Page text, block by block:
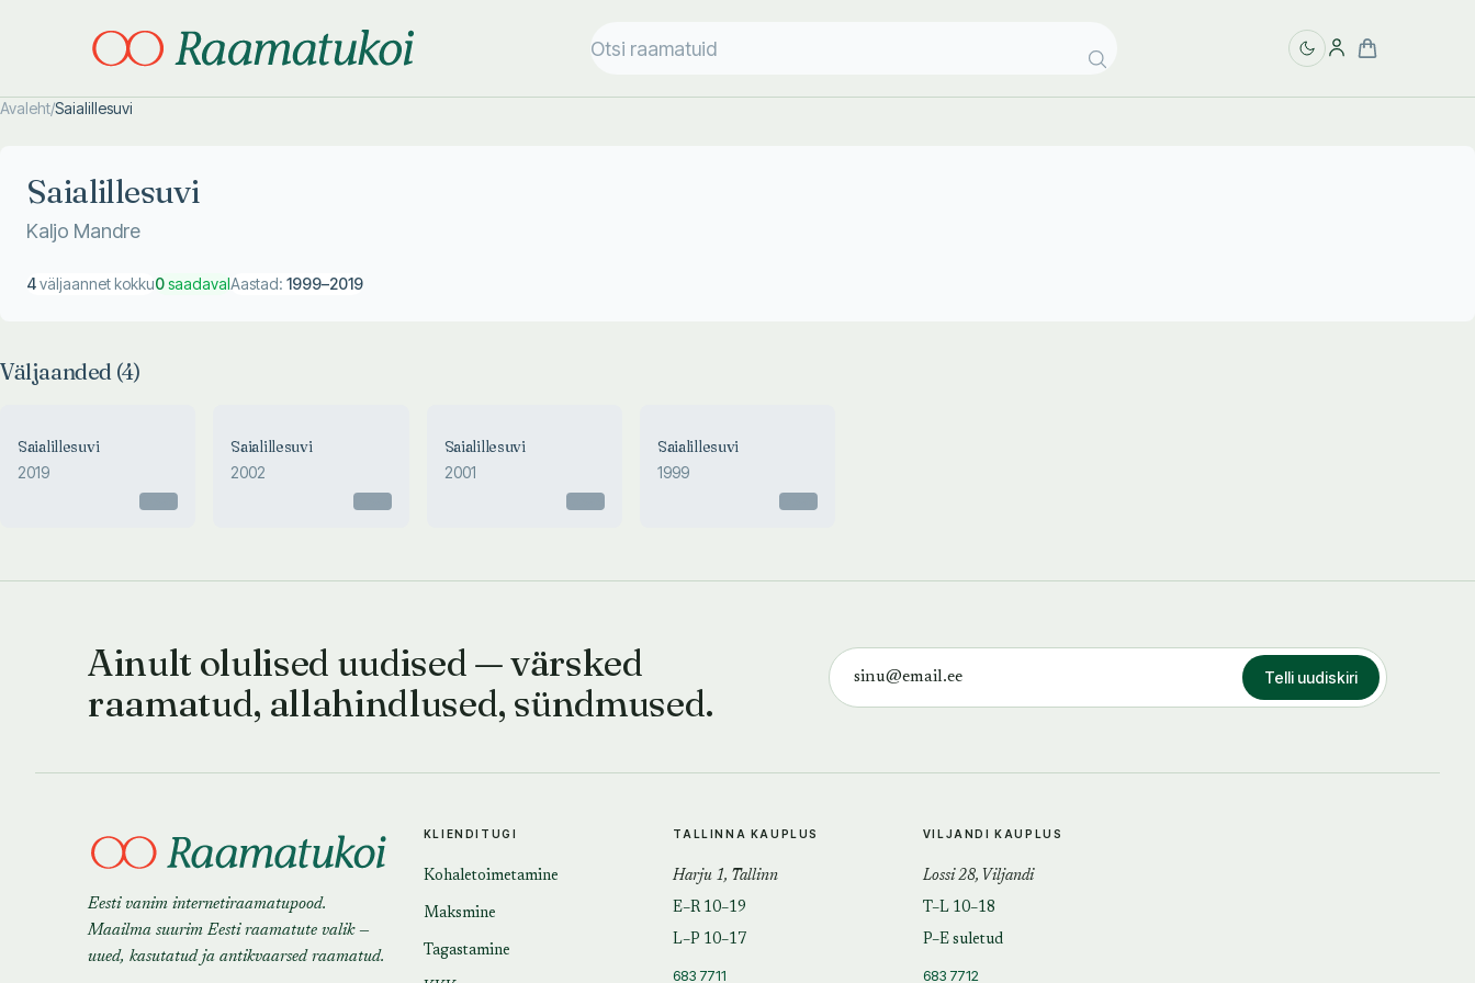
Avaleht/Saialillesuvi
Saialillesuvi
Kaljo Mandre
4väljaannet kokku0saadavalAastad: 1999–2019
Väljaanded (4)
Saialillesuvi
2019
Saialillesuvi
2002
Saialillesuvi
2001
Saialillesuvi
1999
Ainult olulised uudised — värsked
raamatud, allahindlused, sündmused.
Telli uudiskiri
Eesti vanim internetiraamatupood.
Maailma suurim Eesti raamatute valik —
uued, kasutatud ja antikvaarsed raamatud.
KLIENDITUGI
Kohaletoimetamine
Maksmine
Tagastamine
TALLINNA KAUPLUS
Harju 1, Tallinn
E–R 10–19
L–P 10–17
683 7711
VILJANDI KAUPLUS
Lossi 28, Viljandi
T–L 10–18
P–E suletud
683 7712